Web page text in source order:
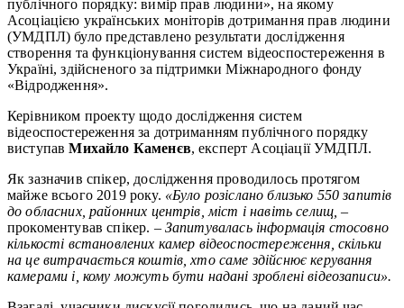
публічного порядку: вимір прав людини», на якому
Асоціацією українських моніторів дотримання прав людини
(УМДПЛ) було представлено результати дослідження
створення та функціонування систем відеоспостереження в
Україні, здійсненого за підтримки Міжнародного фонду
«Відродження».
Керівником проекту щодо дослідження систем
відеоспостереження за дотриманням публічного порядку
виступавМихайло Каменєв, експерт Асоціації УМДПЛ.
Як зазначив спікер, дослідження проводилось протягом
майже всього 2019 року. «Було розіслано близько 550 запитів
до обласних, районних центрів, міст і навіть селищ, –
прокоментував спікер. – Запитувалась інформація стосовно
кількості встановлених камер відеоспостереження, скільки
на це витрачається коштів, хто саме здійснює керування
камерами і, кому можуть бути надані зроблені відеозаписи».